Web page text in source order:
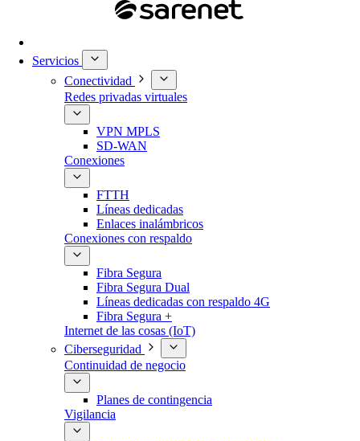
Servicios
Conectividad
Redes privadas virtuales
VPN MPLS
SD-WAN
Conexiones
FTTH
Líneas dedicadas
Enlaces inalámbricos
Conexiones con respaldo
Fibra Segura
Fibra Segura Dual
Líneas dedicadas con respaldo 4G
Fibra Segura +
Internet de las cosas (IoT)
Ciberseguridad
Continuidad de negocio
Planes de contingencia
Vigilancia